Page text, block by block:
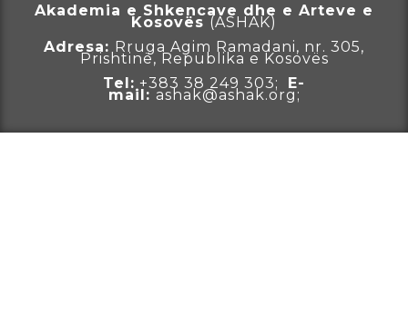
Akademia e Shkencave dhe e Arteve e
Kosovës (ASHAK)
Adresa: Rruga Agim Ramadani, nr. 305,
Prishtinë, Republika e Kosovës
Tel: +383 38 249 303; E-
mail: ashak@ashak.org;